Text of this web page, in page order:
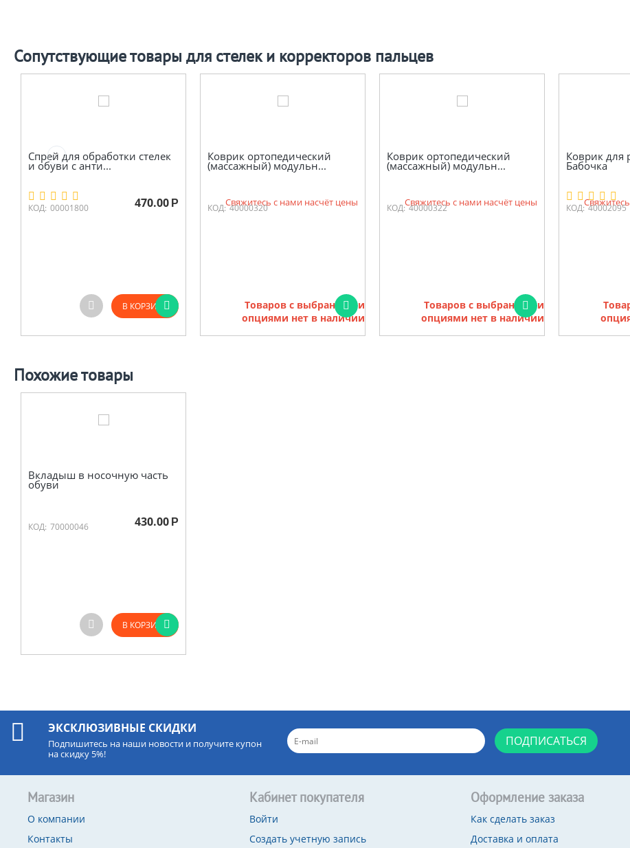
Сопутствующие товары для стелек и корректоров пальцев
Спрей для обработки стелек
и обуви с анти...
КОД: 00001800 470.00 Р
В КОРЗИНУ
Коврик ортопедический
(массажный) модульн...
КОД: 40000320
Свяжитесь с нами насчёт цены
Товаров с выбранными
опциями нет в наличии
Коврик ортопедический
(массажный) модульн...
КОД: 40000322
Свяжитесь с нами насчёт цены
Товаров с выбранными
опциями нет в наличии
Коврик для
Бабочка
КОД: 40002095
Похожие товары
Вкладыш в носочную часть
обуви
КОД: 70000046 430.00 Р
В КОРЗИНУ
ЭКСКЛЮЗИВНЫЕ СКИДКИ
Подпишитесь на наши новости и получите купон
на скидку 5%!
ПОДПИСАТЬСЯ
Магазин
О компании
Контакты
Кабинет покупателя
Войти
Создать учетную запись
Оформление заказа
Как сделать заказ
Доставка и оплата